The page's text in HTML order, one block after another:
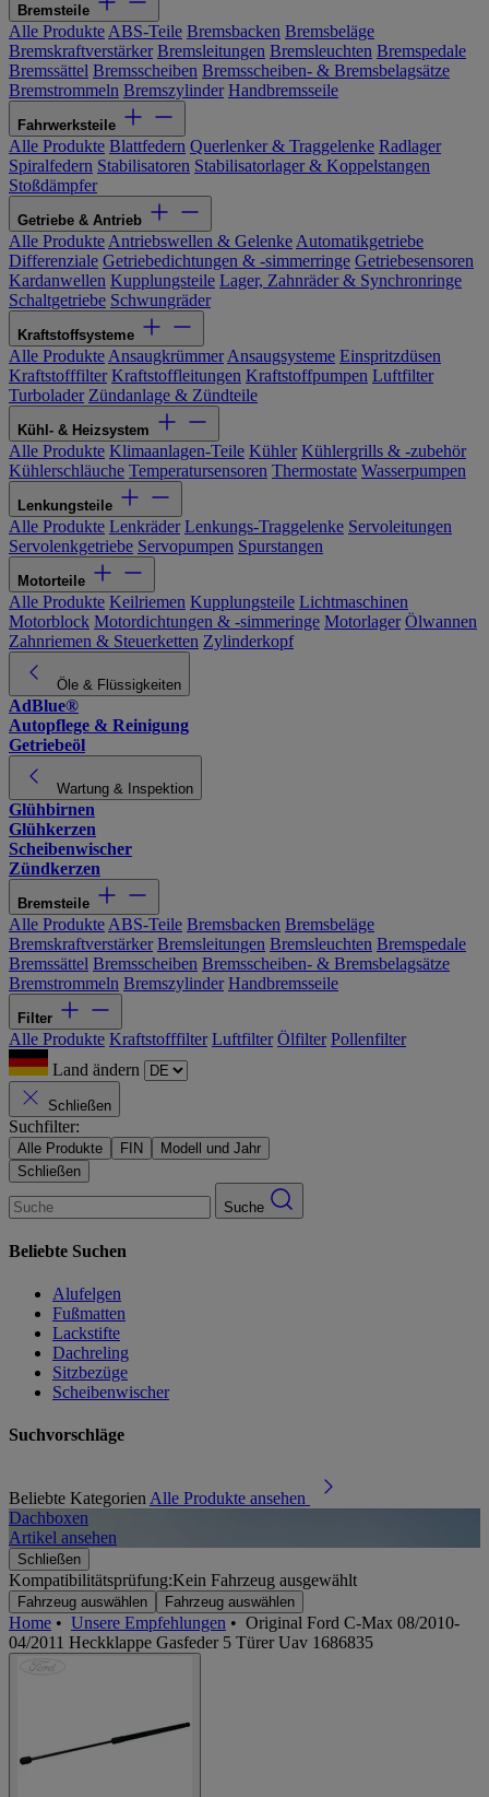
Bremsteile
Alle Produkte ABS-Teile Bremsbacken Bremsbeläge
Bremskraftverstärker Bremsleitungen Bremsleuchten Bremspedale
Bremssättel Bremsscheiben Bremsscheiben- & Bremsbelagsätze
Bremstrommeln Bremszylinder Handbremsseile
Fahrwerksteile
Alle Produkte Blattfedern Querlenker & Traggelenke Radlager
Spiralfedern Stabilisatoren Stabilisatorlager & Koppelstangen
Stoßdämpfer
Getriebe & Antrieb
Alle Produkte Antriebswellen & Gelenke Automatikgetriebe
Differenziale Getriebedichtungen & -simmerringe Getriebesensoren
Kardanwellen Kupplungsteile Lager, Zahnräder & Synchronringe
Schaltgetriebe Schwungräder
Kraftstoffsysteme
Alle Produkte Ansaugkrümmer Ansaugsysteme Einspritzdüsen
Kraftstofffilter Kraftstoffleitungen Kraftstoffpumpen Luftfilter
Turbolader Zündanlage & Zündteile
Kühl- & Heizsystem
Alle Produkte Klimaanlagen-Teile Kühler Kühlergrills & -zubehör
Kühlerschläuche Temperatursensoren Thermostate Wasserpumpen
Lenkungsteile
Alle Produkte Lenkräder Lenkungs-Traggelenke Servoleitungen
Servolenkgetriebe Servopumpen Spurstangen
Motorteile
Alle Produkte Keilriemen Kupplungsteile Lichtmaschinen
Motorblock Motordichtungen & -simmeringe Motorlager Ölwannen
Zahnriemen & Steuerketten Zylinderkopf
Öle & Flüssigkeiten
AdBlue®
Autopflege & Reinigung
Getriebeöl
Wartung & Inspektion
Glühbirnen
Glühkerzen
Scheibenwischer
Zündkerzen
Bremsteile
Alle Produkte ABS-Teile Bremsbacken Bremsbeläge
Bremskraftverstärker Bremsleitungen Bremsleuchten Bremspedale
Bremssättel Bremsscheiben Bremsscheiben- & Bremsbelagsätze
Bremstrommeln Bremszylinder Handbremsseile
Filter
Alle Produkte Kraftstofffilter Luftfilter Ölfilter Pollenfilter
Land ändern
Schließen
Suchfilter:
Alle Produkte FIN
Modell und Jahr
Schließen
Suche
Beliebte Suchen
Alufelgen
Fußmatten
Lackstifte
Dachreling
Sitzbezüge
Scheibenwischer
Suchvorschläge
Beliebte Kategorien Alle Produkte ansehen
Dachboxen
Artikel ansehen
Schließen
Kompatibilitätsprüfung:Kein Fahrzeug ausgewählt
Fahrzeug auswählen Fahrzeug auswählen
Home • Unsere Empfehlungen • Original Ford C-Max 08/2010-
04/2011 Heckklappe Gasfeder 5 Türer Uav 1686835